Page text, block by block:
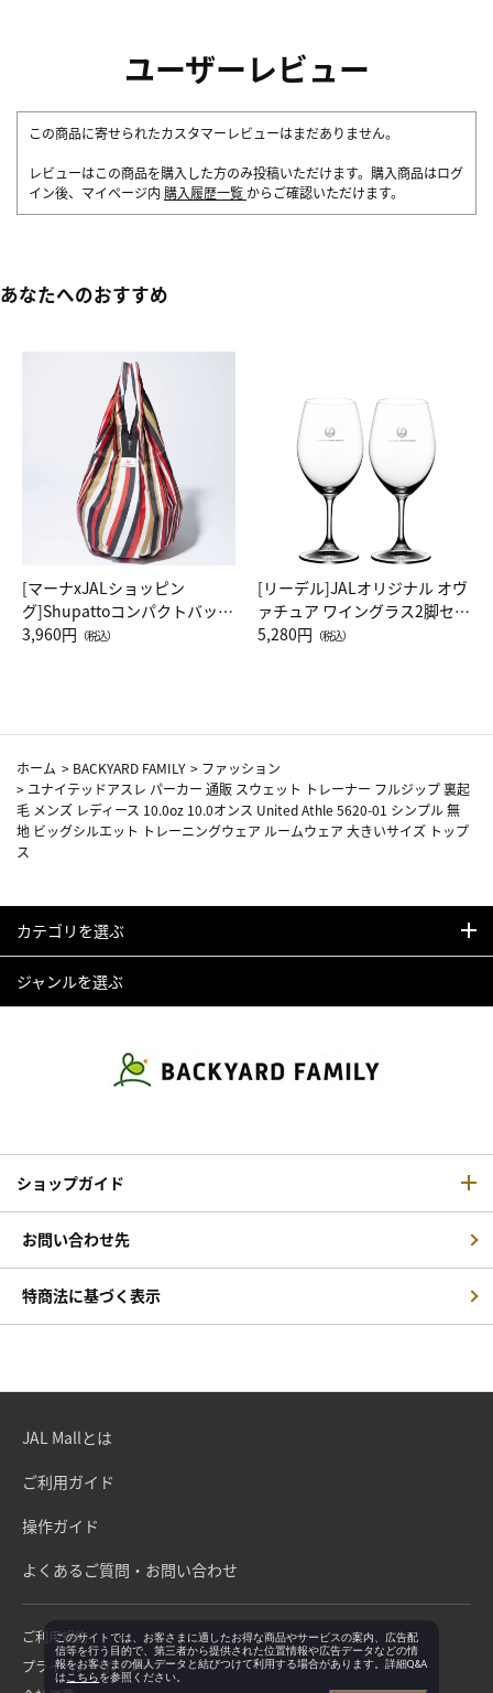
ユーザーレビュー
この商品に寄せられたカスタマーレビューはまだありません。
レビューはこの商品を購入した方のみ投稿いただけます。購入商品はログ
イン後、マイページ内 購入履歴一覧 からご確認いただけます。
あなたへのおすすめ
[マーナxJALショッピン
グ]Shupattoコンパクトバッグ
Drop JAL客室乗務員（LC）ス
3,960円 （税込）
[リーデル]JALオリジナル オヴ
ァチュア ワイングラス2脚セッ
ト（レッドワイン）
5,280円 （税込）
ホーム > BACKYARD FAMILY > ファッション
> ユナイテッドアスレ パーカー 通販 スウェット トレーナー フルジップ 裏起
毛 メンズ レディース 10.0oz 10.0オンス United Athle 5620-01 シンプル 無
地 ビッグシルエット トレーニングウェア ルームウェア 大きいサイズ トップ
ス
カテゴリを選ぶ
ジャンルを選ぶ
ショップガイド
お問い合わせ先
特商法に基づく表示
JAL Mallとは
ご利用ガイド
操作ガイド
よくあるご質問・お問い合わせ
ご利用規約
プライバシーポリシー
このサイトでは、お客さまに適したお得な商品やサービスの案内、広告配
信等を行う目的で、第三者から提供された位置情報や広告データなどの情
報をお客さまの個人データと結びつけて利用する場合があります。詳細Q&A
は こちらを参照ください。